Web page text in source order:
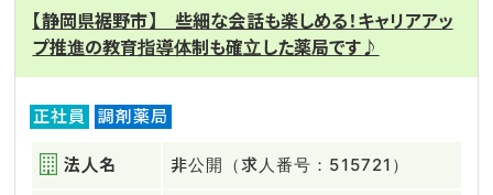
【静岡県裾野市】 些細な会話も楽しめる！キャリアアッ
プ推進の教育指導体制も確立した薬局です♪
正社員 調剤薬局
法人名 非公開（求人番号：515721）